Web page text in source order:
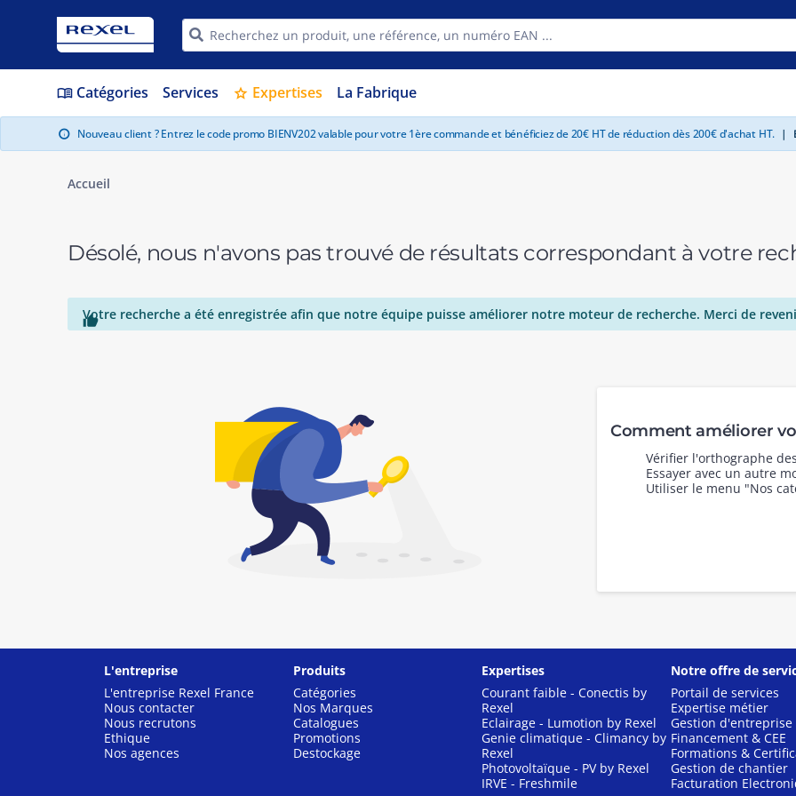
menu_book Catégories Services star Expertises La Fabrique
info Nouveau client ? Entrez le code promo BIENV202 valable pour votre 1ère commande et bénéficiez de 20€ HT de réduction dès 200€ d'achat HT. |
Accueil
Désolé, nous n'avons pas trouvé de résultats correspondant à votre

Votre recherche a été enregistrée afin que notre équipe puisse améliorer notre moteur de recherche. Merci de
Comment améliorer
Vérifier l'orthographe
Essayer avec un autre
Utiliser le menu "Nos
L'entreprise
L'entreprise Rexel France
Nous contacter
Nous recrutons
Ethique
Nos agences
Produits
Catégories
Nos Marques
Catalogues
Promotions
Destockage
Expertises
Courant faible - Conectis by
Rexel
Eclairage - Lumotion by Rexel
Genie climatique - Climancy by
Rexel
Photovoltaïque - PV by Rexel
IRVE - Freshmile
Notre offre de
Portail de services
Expertise métier
Gestion d'entreprise
Financement & CEE
Formations &
Gestion de chantier
Facturation